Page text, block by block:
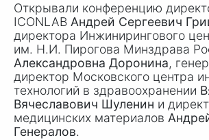
Открывали конференцию
ICONLAB Андрей Сергеевич
директора Инжинирингового
им. Н.И. Пирогова Минздрава
Александровна Доронина,
директор Московского центра
технологий в здравоохранении
Вячеславович Шуленин и
медицинских материалов
Генералов.